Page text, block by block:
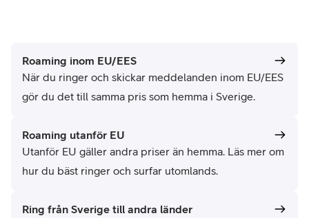
Roaming inom EU/EES
När du ringer och skickar meddelanden inom EU/EES
gör du det till samma pris som hemma i Sverige.
Roaming utanför EU
Utanför EU gäller andra priser än hemma. Läs mer om
hur du bäst ringer och surfar utomlands.
Ring från Sverige till andra länder